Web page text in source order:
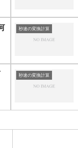
秒速の変換計算
秒速の変換計算